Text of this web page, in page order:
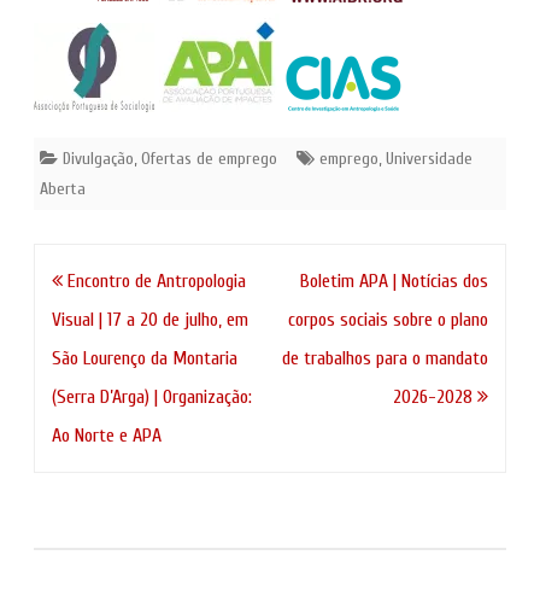
Divulgação,Ofertas de emprego emprego,Universidade
Aberta
Navegação
de
artigos
Encontro de Antropologia
Visual | 17 a 20 de julho, em
São Lourenço da Montaria
(Serra D’Arga) | Organização:
Ao Norte e APA
Boletim APA | Notícias dos
corpos sociais sobre o plano
de trabalhos para o mandato
2026-2028